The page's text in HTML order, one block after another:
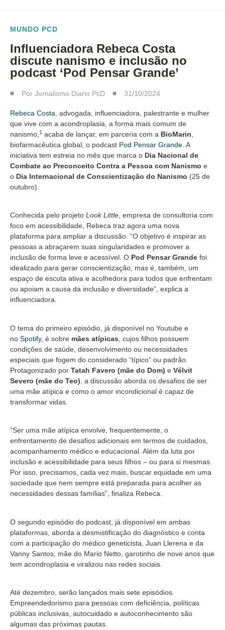
MUNDO PCD
Influenciadora Rebeca Costa
discute nanismo e inclusão no
podcast ‘Pod Pensar Grande’
Por Jornalismo Diario PcD 31/10/2024
Rebeca Costa , advogada, influenciadora, palestrante e mulher
que vive com a acondroplasia, a forma mais comum de
nanismo, 1 acaba de lançar, em parceria com a BioMarin
biofarmacêutica global, o podcast Pod Pensar Grande . A
iniciativa tem estreia no mês que marca o Dia Nacional de
Combate ao Preconceito Contra a Pessoa com Nanismo e
o Dia Internacional de Conscientização do Nanismo (25 de
outubro).
Conhecida pelo projeto Look Little, empresa de consultoria com
foco em acessibilidade, Rebeca traz agora uma nova
plataforma para ampliar a discussão. “O objetivo é inspirar as
pessoas a abraçarem suas singularidades e promover a
inclusão de forma leve e acessível. O Pod Pensar Grande foi
idealizado para gerar conscientização, mas é, também, um
espaço de escuta ativa e acolhedora para todos que enfrentam
ou apoiam a causa da inclusão e diversidade”, explica a
influenciadora.
O tema do primeiro episódio, já disponível no Youtube e
no Spotify, é sobre mães atípicas , cujos filhos possuem
condições de saúde, desenvolvimento ou necessidades
especiais que fogem do considerado “típico” ou padrão.
Protagonizado por Tatah Favero (mãe do Dom) e Vélvit
Severo (mãe do Teo) , a discussão aborda os desafios de ser
uma mãe atípica e como o amor incondicional é capaz de
transformar vidas.
“Ser uma mãe atípica envolve, frequentemente, o
enfrentamento de desafios adicionais em termos de cuidados,
acompanhamento médico e educacional. Além da luta por
inclusão e acessibilidade para seus filhos – ou para si mesmas.
Por isso, precisamos, cada vez mais, buscar equidade em uma
sociedade que nem sempre está preparada para acolher as
necessidades dessas famílias”, finaliza Rebeca.
O segundo episódio do podcast, já disponível em ambas
plataformas, aborda a desmistificação do diagnóstico e conta
com a participação do médico geneticista, Juan Llerena e da
Vanny Santos, mãe do Mario Netto, garotinho de nove anos que
tem acondroplasia e viralizou nas redes sociais.
Até dezembro, serão lançados mais sete episódios.
Empreendedorismo para pessoas com deficiência, políticas
públicas inclusivas, autocuidado e autoconhecimento são
algumas das próximas pautas.